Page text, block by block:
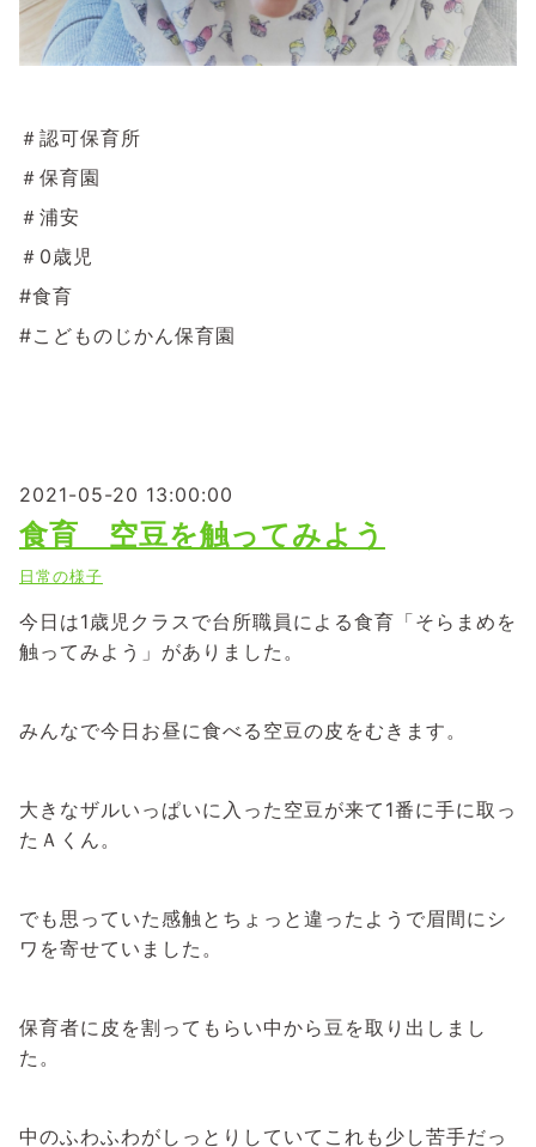
＃認可保育所
＃保育園
＃浦安
＃0歳児
#食育
#こどものじかん保育園
2021-05-20 13:00:00
食育 空豆を触ってみよう
日常の様子
今日は1歳児クラスで台所職員による食育「そらまめを
触ってみよう」がありました。
みんなで今日お昼に食べる空豆の皮をむきます。
大きなザルいっぱいに入った空豆が来て1番に手に取っ
たＡくん。
でも思っていた感触とちょっと違ったようで眉間にシ
ワを寄せていました。
保育者に皮を割ってもらい中から豆を取り出しまし
た。
中のふわふわがしっとりしていてこれも少し苦手だっ